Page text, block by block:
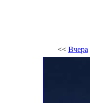
<< Вчера